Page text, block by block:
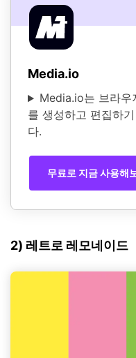
Media.io
Media.io는 브라우
를 생성하고 편집하
다.
무료로 지금 사용해
2) 레트로 레모네이드